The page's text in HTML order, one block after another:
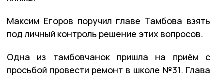
Максим Егоров поручил главе Тамбова взять
под личный контроль решение этих вопросов.
Одна из тамбовчанок пришла на приём с
просьбой провести ремонт в школе №31. Глава